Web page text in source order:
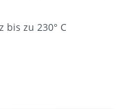
bis zu 230° C